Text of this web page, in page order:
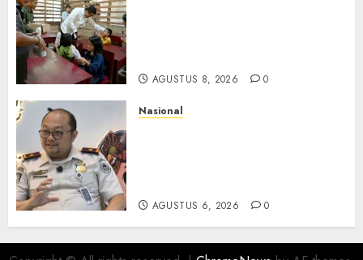
AGUSTUS 8, 2026 0
Nasional
AGUSTUS 6, 2026 0